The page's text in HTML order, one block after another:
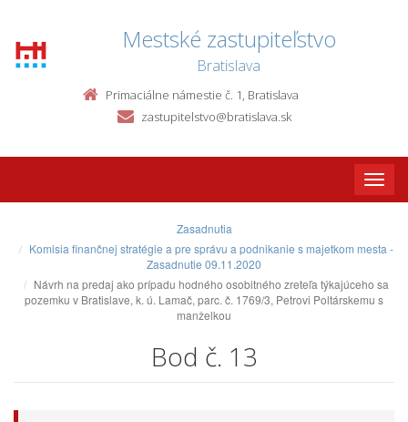
Mestské zastupiteľstvo
Bratislava
Primaciálne námestie č. 1, Bratislava
zastupitelstvo@bratislava.sk
Toggle
Zasadnutia
Komisia finančnej stratégie a pre správu a podnikanie s majetkom mesta -
Zasadnutie 09.11.2020
Návrh na predaj ako prípadu hodného osobitného zreteľa týkajúceho sa
pozemku v Bratislave, k. ú. Lamač, parc. č. 1769/3, Petrovi Poltárskemu s
manželkou
Bod č. 13